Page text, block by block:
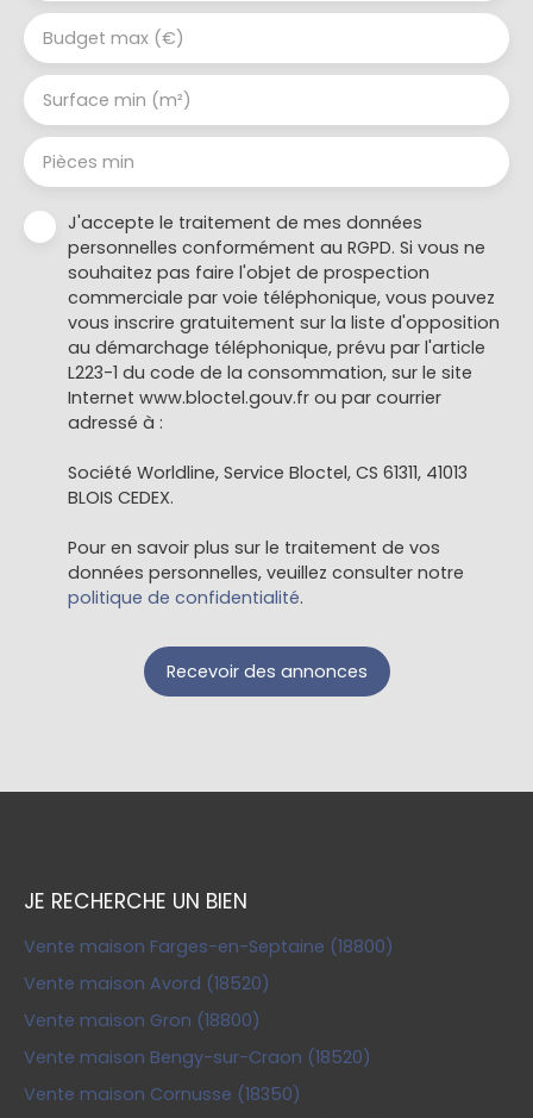
Budget max (€)
Surface min (m²)
Pièces min
J'accepte le traitement de mes données
personnelles conformément au RGPD. Si vous ne
souhaitez pas faire l'objet de prospection
commerciale par voie téléphonique, vous pouvez
vous inscrire gratuitement sur la liste d'opposition
au démarchage téléphonique, prévu par l'article
L223-1 du code de la consommation, sur le site
Internet www.bloctel.gouv.fr ou par courrier
adressé à :
Société Worldline, Service Bloctel, CS 61311, 41013
BLOIS CEDEX.
Pour en savoir plus sur le traitement de vos
données personnelles, veuillez consulter notre
politique de confidentialité.
Recevoir des annonces
JE RECHERCHE UN BIEN
Vente maison Farges-en-Septaine (18800)
Vente maison Avord (18520)
Vente maison Gron (18800)
Vente maison Bengy-sur-Craon (18520)
Vente maison Cornusse (18350)